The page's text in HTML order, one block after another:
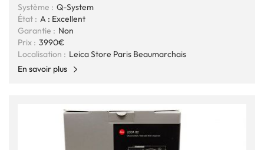
Système : Q-System
État : A : Excellent
Garantie : Non
Prix : 3990€
Localisation : Leica Store Paris Beaumarchais
En savoir plus